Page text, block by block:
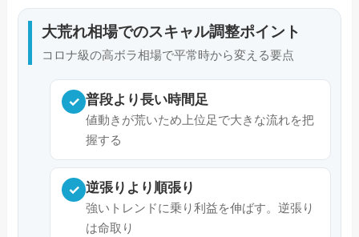
大荒れ相場でのスキャル調整ポイント
コロナ級の高ボラ相場で平常時から変える要点
✓ 普段より長い時間足
値動きが荒いため上位足で大きな流れを把
握する
✓ 逆張りより順張り
強いトレンドに乗り利益を伸ばす。逆張り
は命取り